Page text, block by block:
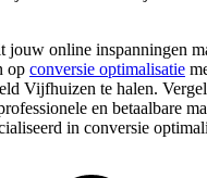
jouw online inspanningen
op conversie optimalisatie
Vijfhuizen te halen.
en betaalbare
in conversie